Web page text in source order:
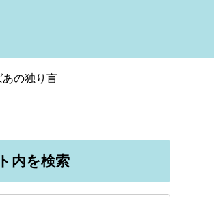
あの独り言
内を検索